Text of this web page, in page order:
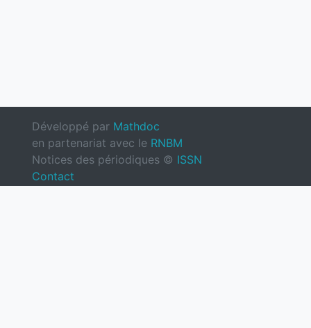
Développé par Mathdoc
en partenariat avec le RNBM
Notices des périodiques © ISSN
Contact